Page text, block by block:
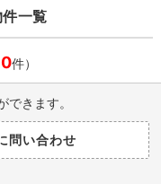
一覧
0件）
きます。